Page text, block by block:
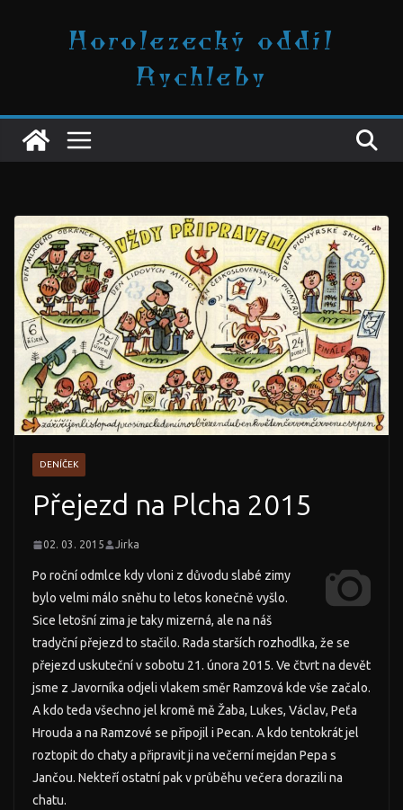
Horolezecký oddíl
Rychleby
DENÍČEK
Přejezd na Plcha 2015
02. 03. 2015 Jirka
Po roční odmlce kdy vloni z důvodu slabé zimy
bylo velmi málo sněhu to letos konečně vyšlo.
Sice letošní zima je taky mizerná, ale na náš
tradyční přejezd to stačilo. Rada starších rozhodlka, že se
přejezd uskuteční v sobotu 21. února 2015. Ve čtvrt na devět
jsme z Javorníka odjeli vlakem směr Ramzová kde vše začalo.
A kdo teda všechno jel kromě mě Žaba, Lukes, Václav, Peťa
Hrouda a na Ramzové se připojil i Pecan. A kdo tentokrát jel
roztopit do chaty a připravit ji na večerní mejdan Pepa s
Jančou. Nekteří ostatní pak v průběhu večera dorazili na
chatu.